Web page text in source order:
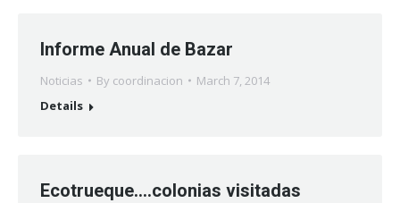
Informe Anual de Bazar
Noticias By coordinacion
March 7, 2014
Details
Ecotrueque….colonias visitadas